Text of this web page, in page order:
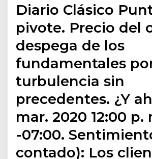
Diario Clásico
pivote. Precio del
despega de los
fundamentales
turbulencia sin
precedentes. ¿Y
mar. 2020 12:00 p.
-07:00.
contado): Los